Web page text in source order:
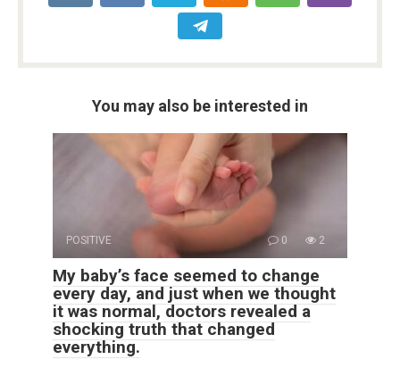
You may also be interested in
POSITIVE 0 2
My baby’s face seemed to change
every day, and just when we thought
it was normal, doctors revealed a
shocking truth that changed
everything.